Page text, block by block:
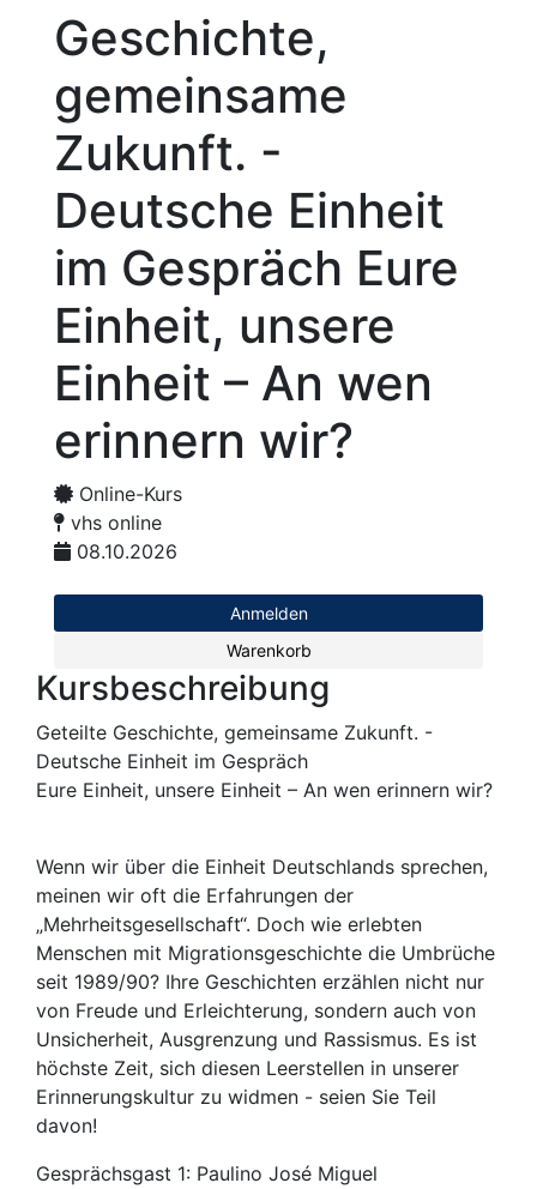
Geschichte,
gemeinsame
Zukunft. -
Deutsche Einheit
im Gespräch Eure
Einheit, unsere
Einheit – An wen
erinnern wir?
Online-Kurs
vhs online
08.10.2026
Anmelden
Warenkorb
Kursbeschreibung
Geteilte Geschichte, gemeinsame Zukunft. -
Deutsche Einheit im Gespräch
Eure Einheit, unsere Einheit – An wen erinnern wir?
Wenn wir über die Einheit Deutschlands sprechen,
meinen wir oft die Erfahrungen der
„Mehrheitsgesellschaft“. Doch wie erlebten
Menschen mit Migrationsgeschichte die Umbrüche
seit 1989/90? Ihre Geschichten erzählen nicht nur
von Freude und Erleichterung, sondern auch von
Unsicherheit, Ausgrenzung und Rassismus. Es ist
höchste Zeit, sich diesen Leerstellen in unserer
Erinnerungskultur zu widmen - seien Sie Teil
davon!
Gesprächsgast 1: Paulino José Miguel